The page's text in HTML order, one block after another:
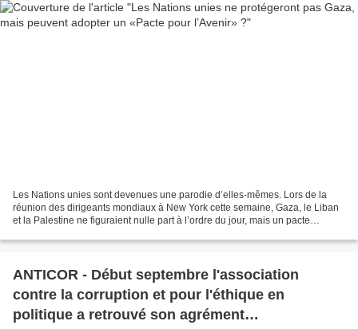
Les Nations unies sont devenues une parodie d’elles-mêmes. Lors de la
réunion des dirigeants mondiaux à New York cette semaine, Gaza, le Liban
et la Palestine ne figuraient nulle part à l’ordre du jour, mais un pacte
ANTICOR - Début septembre l'association
contre la corruption et pour l'éthique en
politique a retrouvé son agrément